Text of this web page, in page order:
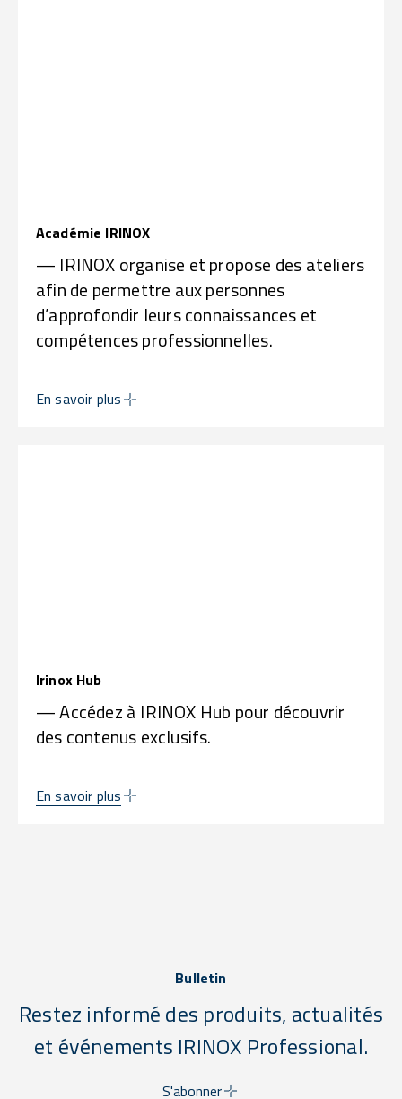
Académie IRINOX
— IRINOX organise et propose des ateliers
afin de permettre aux personnes
d’approfondir leurs connaissances et
compétences professionnelles.
En savoir plus
Irinox Hub
— Accédez à IRINOX Hub pour découvrir
des contenus exclusifs.
En savoir plus
Bulletin
Restez informé des produits, actualités
et événements IRINOX Professional.
S'abonner